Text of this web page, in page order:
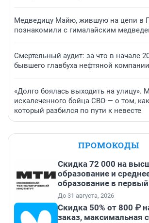
Медведицу Майю, жившую на цепи в
познакомили с гималайским
Смертельный аудит: за что в начале
бывшего главбуха нефтяной
«Долго боялась выходить на улицу».
искалеченного бойца СВО — о том,
который разбился по пути к невесте
ПРОМОКОДЫ
Скидка 72 000 на
образование и
образование в
До 31 августа, 2026
Скидка 50% от 800 ₽
заказ, максимальная